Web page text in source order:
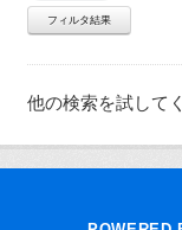
フィルタ結果
他の検索を試して